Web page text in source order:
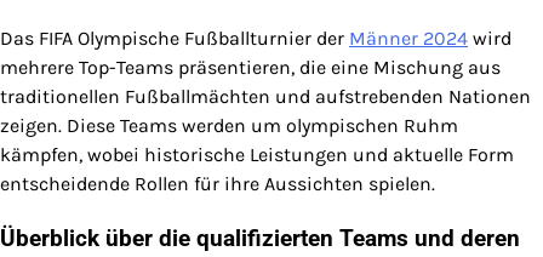
Das FIFA Olympische Fußballturnier der Männer 2024 wird
mehrere Top-Teams präsentieren, die eine Mischung aus
traditionellen Fußballmächten und aufstrebenden Nationen
zeigen. Diese Teams werden um olympischen Ruhm
kämpfen, wobei historische Leistungen und aktuelle Form
entscheidende Rollen für ihre Aussichten spielen.
Überblick über die qualifizierten Teams und deren